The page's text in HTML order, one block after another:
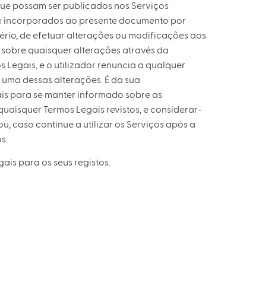
possam ser publicados nos Serviços
incorporados ao presente documento por
de efetuar alterações ou modificações aos
quaisquer alterações através da
Legais, e o utilizador renuncia a qualquer
dessas alterações. É da sua
para se manter informado sobre as
Termos Legais revistos, e considerar-
caso continue a utilizar os Serviços após a
para os seus registos.